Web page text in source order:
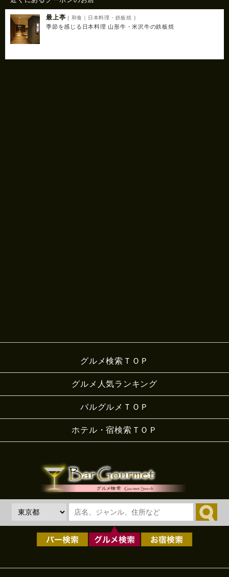
最上亭 ( 和食｜日本料理・鉄板焼 )
季節を感じる日本料理 山形牛・米沢牛の鉄板焼
グルメ検索ＴＯＰ
グルメ人気ランキング
バルグルメＴＯＰ
ホテル・宿検索ＴＯＰ